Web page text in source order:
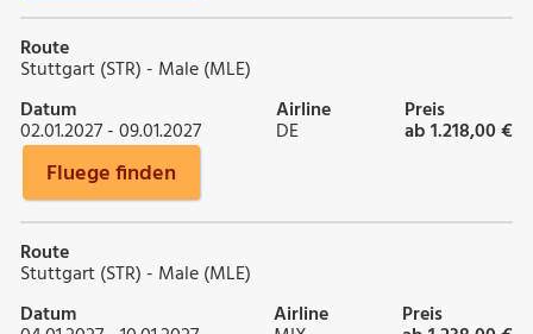
Route
Stuttgart (STR) - Male (MLE)
Datum
02.01.2027 - 09.01.2027
Airline
DE
Preis
ab 1.218,00 €
Fluege finden
Route
Stuttgart (STR) - Male (MLE)
Datum
Airline Preis